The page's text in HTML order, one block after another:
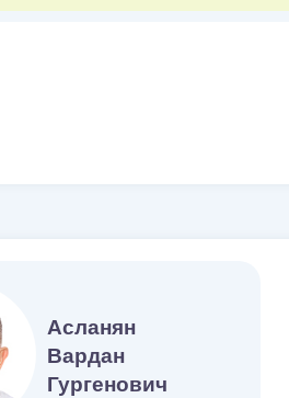
Асланян
Вардан
Гургенович